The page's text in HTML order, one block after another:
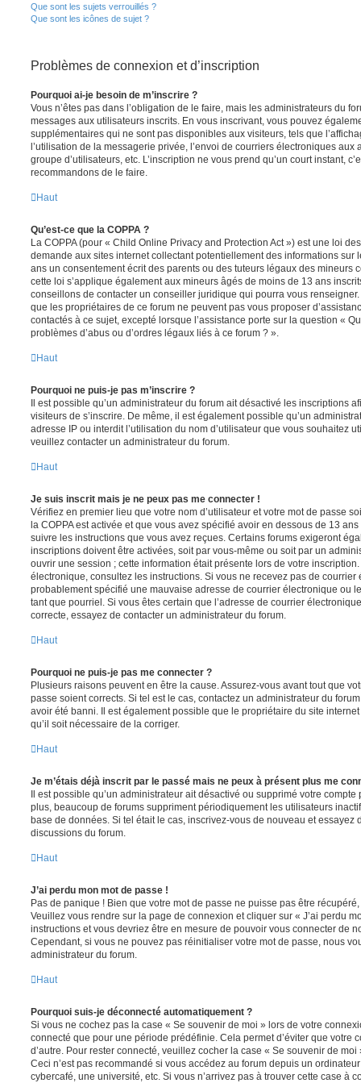
Que sont les sujets verrouillés ?
Que sont les icônes de sujet ?
Problèmes de connexion et d’inscription
Pourquoi ai-je besoin de m’inscrire ?
Vous n’êtes pas dans l’obligation de le faire, mais les administrateurs du
messages aux utilisateurs inscrits. En vous inscrivant, vous pouvez
supplémentaires qui ne sont pas disponibles aux visiteurs, tels que
l’utilisation de la messagerie privée, l’envoi de courriers électroniques aux
groupe d’utilisateurs, etc. L’inscription ne vous prend qu’un court instant,
recommandons de le faire.
Haut
Qu’est-ce que la COPPA ?
La COPPA (pour « Child Online Privacy and Protection Act ») est une loi
demande aux sites internet collectant potentiellement des informations sur
ans un consentement écrit des parents ou des tuteurs légaux des mineurs
cette loi s’applique également aux mineurs âgés de moins de 13 ans
conseillons de contacter un conseiller juridique qui pourra vous
que les propriétaires de ce forum ne peuvent pas vous proposer
contactés à ce sujet, excepté lorsque l’assistance porte sur la question «
problèmes d’abus ou d’ordres légaux liés à ce forum ? ».
Haut
Pourquoi ne puis-je pas m’inscrire ?
Il est possible qu’un administrateur du forum ait désactivé les inscriptions
visiteurs de s’inscrire. De même, il est également possible qu’un
adresse IP ou interdit l’utilisation du nom d’utilisateur que vous souhaitez
veuillez contacter un administrateur du forum.
Haut
Je suis inscrit mais je ne peux pas me connecter !
Vérifiez en premier lieu que votre nom d’utilisateur et votre mot de passe
la COPPA est activée et que vous avez spécifié avoir en dessous de 13
suivre les instructions que vous avez reçues. Certains forums exigeront
inscriptions doivent être activées, soit par vous-même ou soit par un
ouvrir une session ; cette information était présente lors de votre
électronique, consultez les instructions. Si vous ne recevez pas de courrier
probablement spécifié une mauvaise adresse de courrier électronique ou
tant que pourriel. Si vous êtes certain que l’adresse de courrier
correcte, essayez de contacter un administrateur du forum.
Haut
Pourquoi ne puis-je pas me connecter ?
Plusieurs raisons peuvent en être la cause. Assurez-vous avant tout que
passe soient corrects. Si tel est le cas, contactez un administrateur du
avoir été banni. Il est également possible que le propriétaire du site
qu’il soit nécessaire de la corriger.
Haut
Je m’étais déjà inscrit par le passé mais ne peux à présent plus me
Il est possible qu’un administrateur ait désactivé ou supprimé votre
plus, beaucoup de forums suppriment périodiquement les utilisateurs
base de données. Si tel était le cas, inscrivez-vous de nouveau et essayez
discussions du forum.
Haut
J’ai perdu mon mot de passe !
Pas de panique ! Bien que votre mot de passe ne puisse pas être
Veuillez vous rendre sur la page de connexion et cliquer sur « J’ai perdu
instructions et vous devriez être en mesure de pouvoir vous connecter de
Cependant, si vous ne pouvez pas réinitialiser votre mot de passe, nous
administrateur du forum.
Haut
Pourquoi suis-je déconnecté automatiquement ?
Si vous ne cochez pas la case « Se souvenir de moi » lors de votre
connecté que pour une période prédéfinie. Cela permet d’éviter que votre
d’autre. Pour rester connecté, veuillez cocher la case « Se souvenir de
Ceci n’est pas recommandé si vous accédez au forum depuis un
cybercafé, une université, etc. Si vous n’arrivez pas à trouver cette case à